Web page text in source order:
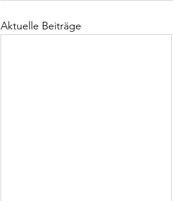
Aktuelle Beiträge